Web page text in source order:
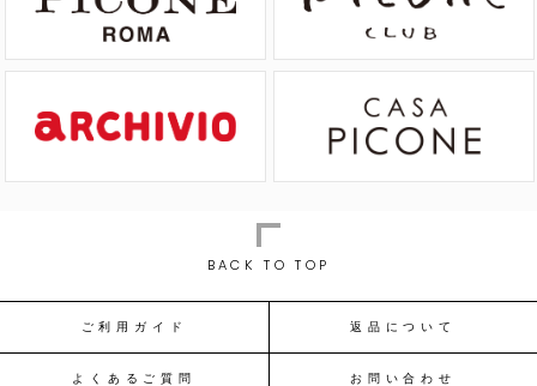
BACK TO TOP
ご利用ガイド 返品について
よくあるご質問 お問い合わせ